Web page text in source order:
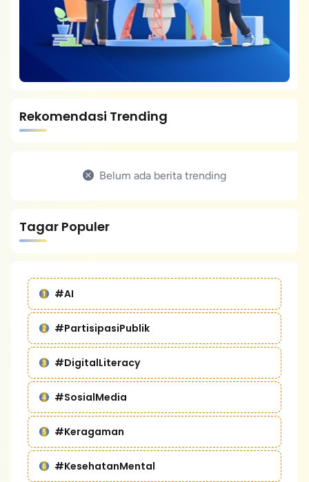
Rekomendasi Trending
Belum ada berita trending
Tagar Populer
#AI
#PartisipasiPublik
#DigitalLiteracy
#SosialMedia
#Keragaman
#KesehatanMental